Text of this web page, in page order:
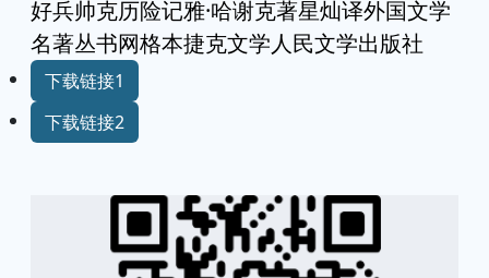
好兵帅克历险记雅·哈谢克著星灿译外国文学
名著丛书网格本捷克文学人民文学出版社
下载链接1
下载链接2